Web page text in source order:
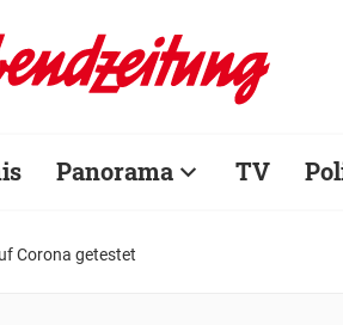
Panorama TV
Corona getestet